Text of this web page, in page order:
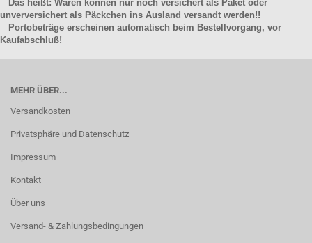
Das heißt: Waren können nur noch versichert als Paket oder
unverversichert als Päckchen ins Ausland versandt werden!!
Portobeträge erscheinen automatisch beim Bestellvorgang, vor
Kaufabschluß!
MEHR ÜBER...
Versandkosten
Privatsphäre und Datenschutz
Impressum
Kontakt
Über uns
Versand- & Zahlungsbedingungen